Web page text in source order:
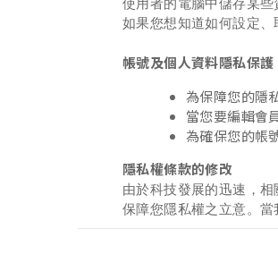
使用者的電腦中儲存某
如果您想知道如何設定、
帳號及個人資料隱私保護
為保障您的隱
當您要編輯會
為確保您的帳
隱私權條款的修改
由於科技發展的迅速，
保障您隱私權之立意。